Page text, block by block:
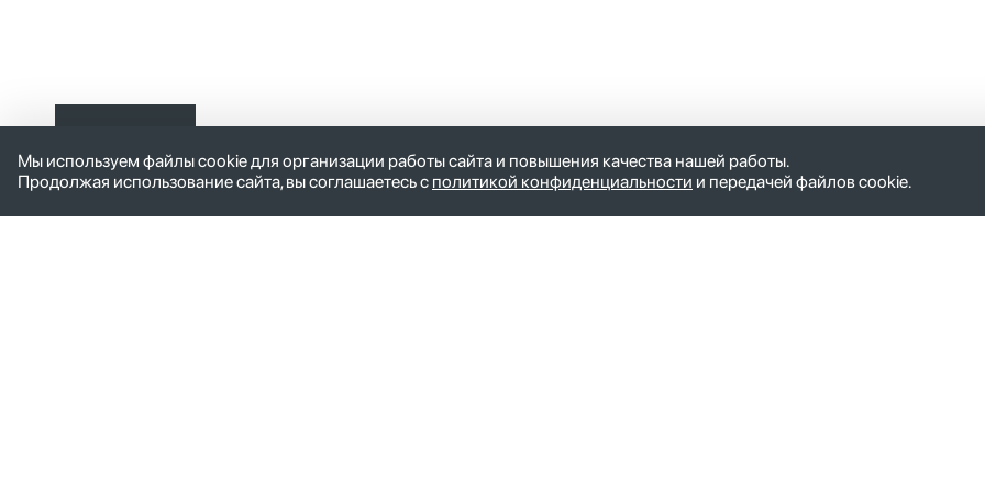
Оставить
заявку
Мы используем файлы cookie для организации работы сайта и повышения качества нашей работы.
Продолжая использование сайта, вы соглашаетесь с политикой конфиденциальности и передачей файлов cookie.